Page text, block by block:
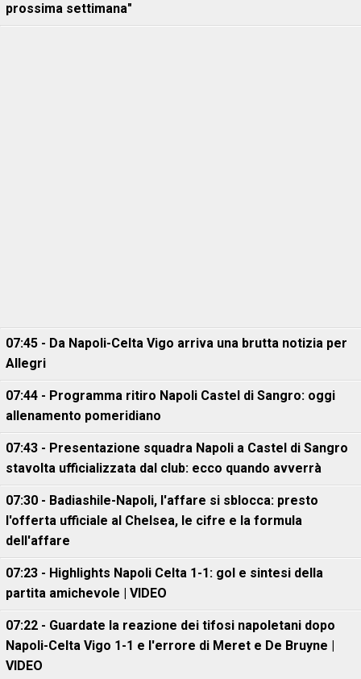
prossima settimana"
07:45 - Da Napoli-Celta Vigo arriva una brutta notizia per
Allegri
07:44 - Programma ritiro Napoli Castel di Sangro: oggi
allenamento pomeridiano
07:43 - Presentazione squadra Napoli a Castel di Sangro
stavolta ufficializzata dal club: ecco quando avverrà
07:30 - Badiashile-Napoli, l'affare si sblocca: presto
l'offerta ufficiale al Chelsea, le cifre e la formula
dell'affare
07:23 - Highlights Napoli Celta 1-1: gol e sintesi della
partita amichevole | VIDEO
07:22 - Guardate la reazione dei tifosi napoletani dopo
Napoli-Celta Vigo 1-1 e l'errore di Meret e De Bruyne |
VIDEO